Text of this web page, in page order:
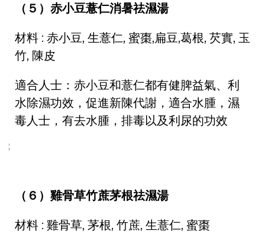
（５）赤小豆薏仁消暑祛濕湯
材料 : 赤小豆, 生薏仁, 蜜棗,扁豆,葛根, 芡實, 玉
竹, 陳皮
適合人士：赤小豆和薏仁都有健脾益氣、利
水除濕功效，促進新陳代謝，適合水腫，濕
毒人士，有去水腫，排毒以及利尿的功效
（６）雞骨草竹蔗茅根祛濕湯
材料 : 雞骨草, 茅根, 竹蔗, 生薏仁, 蜜棗